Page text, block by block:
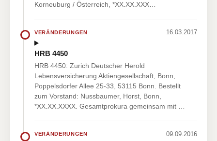
Korneuburg / Österreich, *XX.XX.XXX…
VERÄNDERUNGEN 16.03.2017
HRB 4450
HRB 4450: Zurich Deutscher Herold
Lebensversicherung Aktiengesellschaft, Bonn,
Poppelsdorfer Allee 25-33, 53115 Bonn. Bestellt
zum Vorstand: Nussbaumer, Horst, Bonn,
*XX.XX.XXXX. Gesamtprokura gemeinsam mit …
VERÄNDERUNGEN 09.09.2016